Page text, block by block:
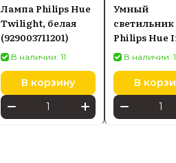
Лампа Philips Hue
Twilight, белая
(929003711201)
В наличии: 11
В корзину
Умный
светильник
Philips Hue
настольный
929002376201
В наличии:
В